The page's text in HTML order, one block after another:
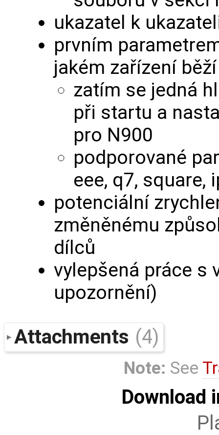
ukazatel k
prvním
jakém zařízení běží
zatím se jedná
při startu a
pro N900
podporované
eee, q7, square,
potenciální
změněnému
dílců
vylepšená práce s
upozornění)
Attachments (4)
Note: See
Download